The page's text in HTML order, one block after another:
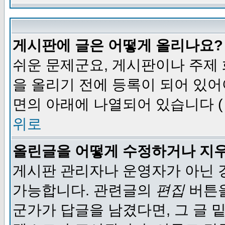
게시판에 글은 어떻게 올리나요?
쉬운 문제군요, 게시판이나 주
을 올리기 전에 등록이 되어 있
면의 아래에 나열되어 있습니다 (
위로
올린글을 어떻게 수정하거나 지
게시판 관리자나 운영자가 아닌
가능합니다. 관련글의 편집버튼
군가가 답글을 남겼다면, 그 글